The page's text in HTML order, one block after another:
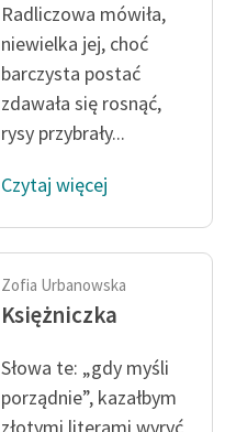
Radliczowa mówiła,
niewielka jej, choć
barczysta postać
zdawała się rosnąć,
rysy przybrały...
Czytaj więcej
Zofia Urbanowska
Księżniczka
Słowa te: „gdy myśli
porządnie”, kazałbym
złotymi literami wyryć